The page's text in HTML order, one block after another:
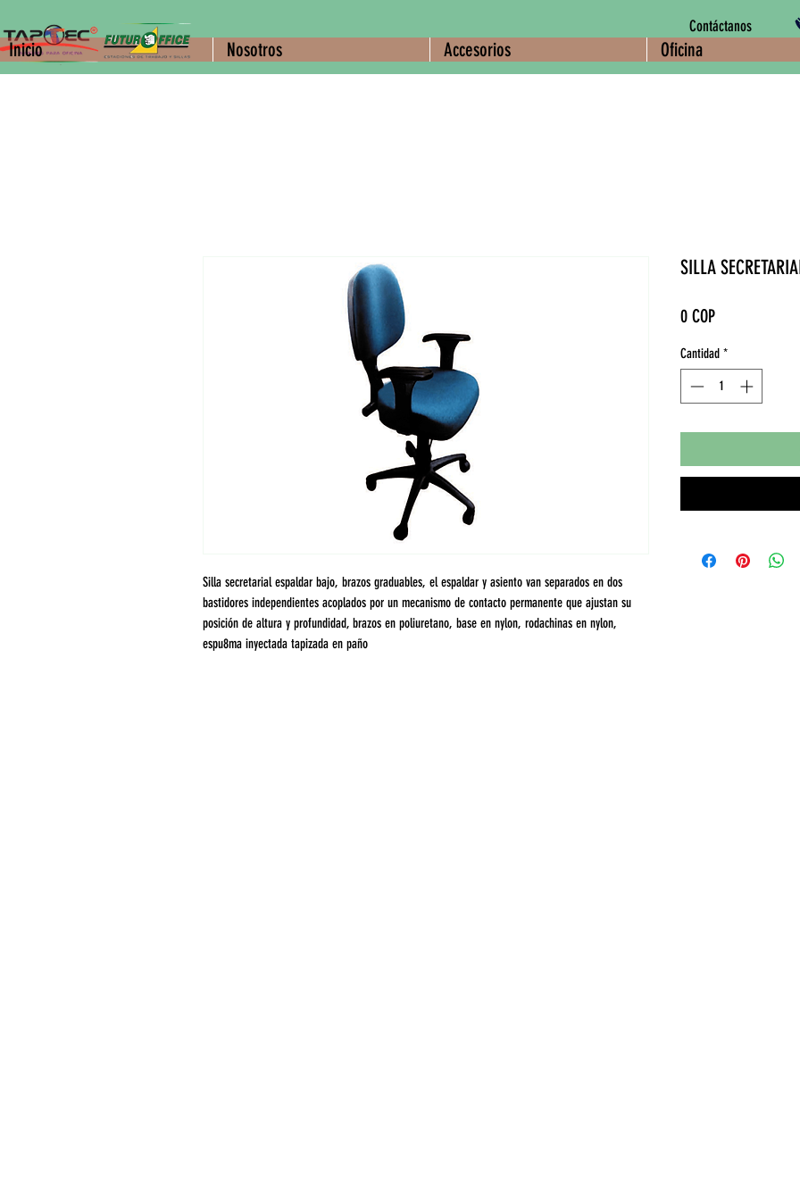
Contáctanos
Inicio Nosotros Accesorios Oficina
Silla secretarial espaldar bajo, brazos graduables, el espaldar y asiento van separados en dos
bastidores independientes acoplados por un mecanismo de contacto permanente que ajustan su
posición de altura y profundidad, brazos en poliuretano, base en nylon, rodachinas en nylon,
espu8ma inyectada tapizada en paño
SILLA
0 COPPrecio
Cantidad *